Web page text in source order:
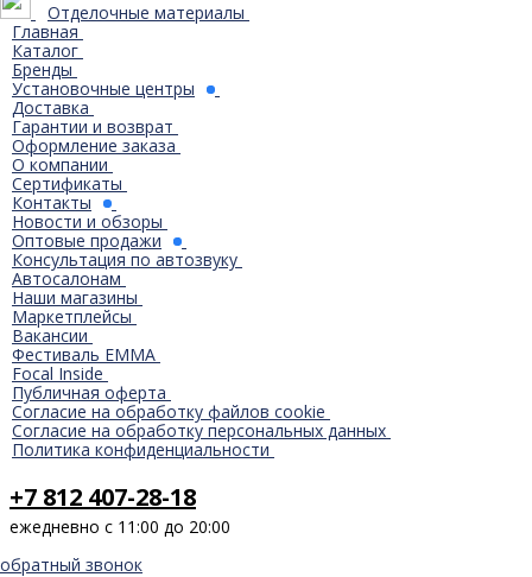
Отделочные материалы
Главная
Каталог
Бренды
Установочные центры
Доставка
Гарантии и возврат
Оформление заказа
О компании
Сертификаты
Контакты
Новости и обзоры
Оптовые продажи
Консультация по автозвуку
Автосалонам
Наши магазины
Маркетплейсы
Вакансии
Фестиваль EMMA
Focal Inside
Публичная оферта
Согласие на обработку файлов cookie
Согласие на обработку персональных данных
Политика конфиденциальности
+7 812 407-28-18
ежедневно с 11:00 до 20:00
обратный звонок